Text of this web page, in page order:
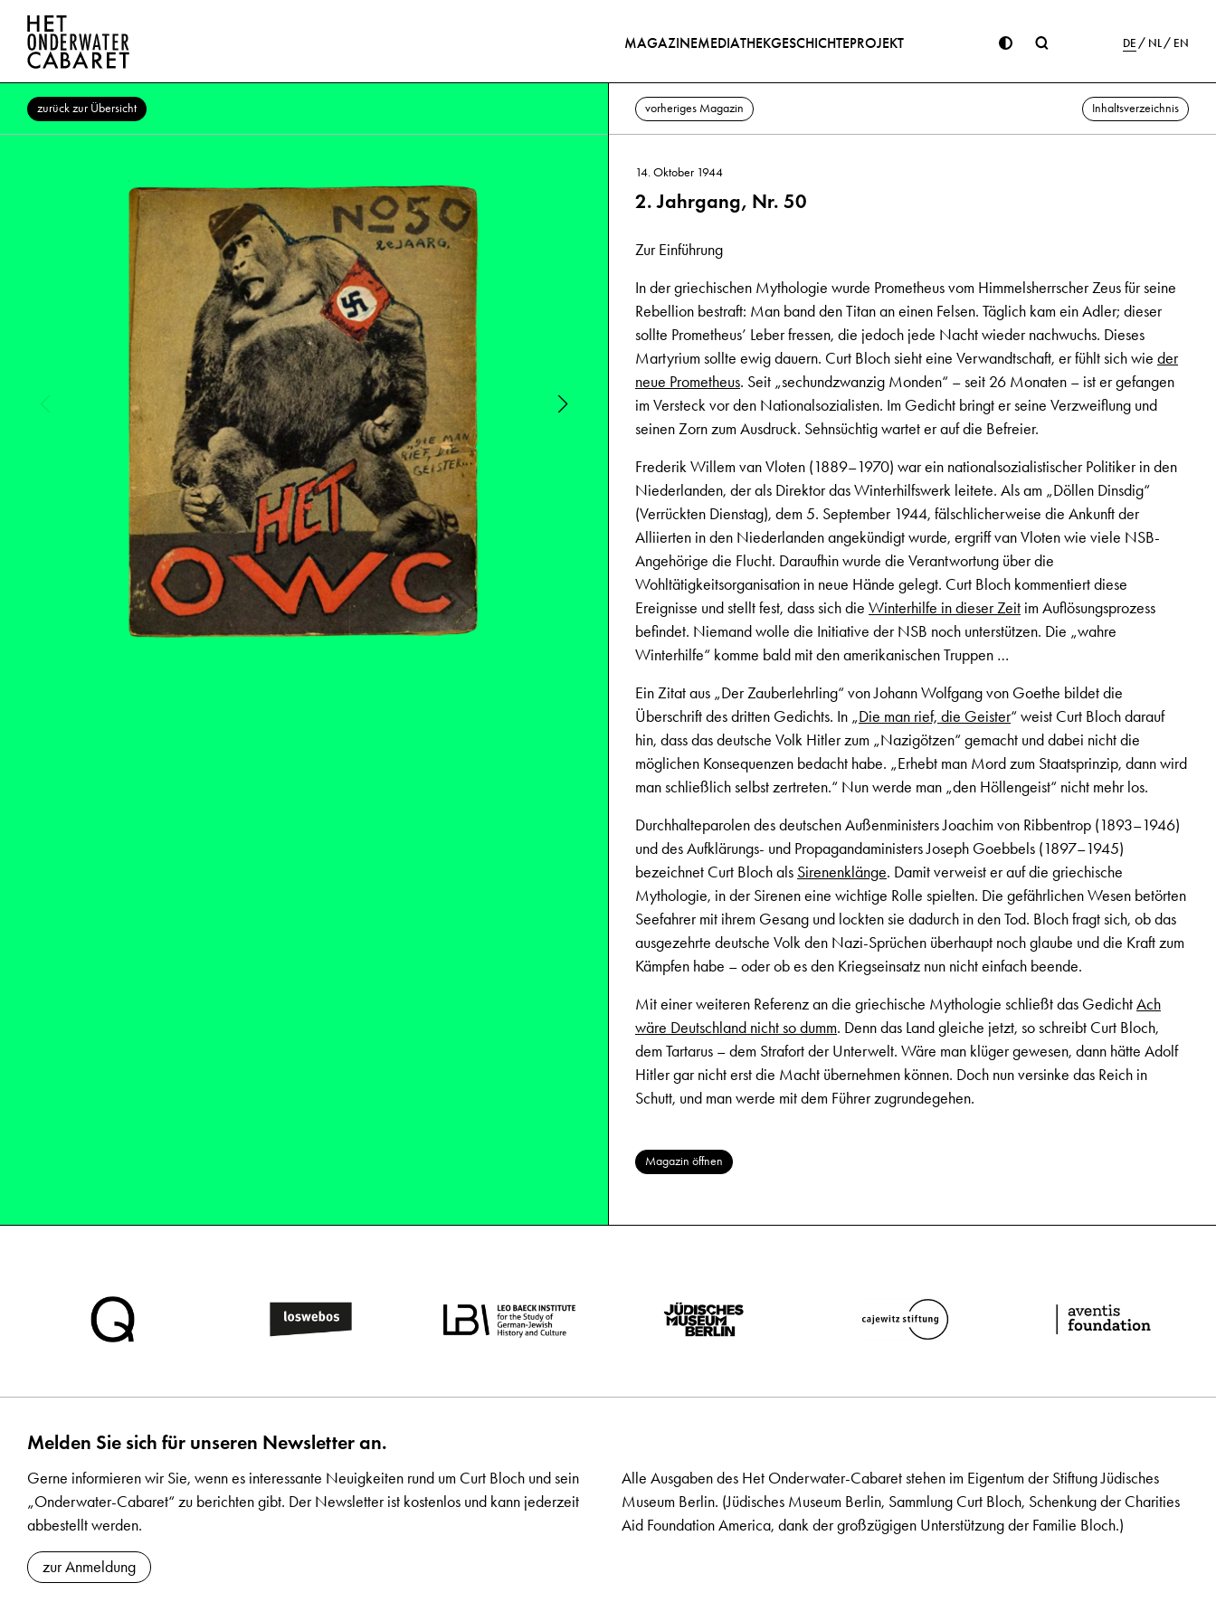
MAGAZINEMEDIATHEKGESCHICHTEPROJEKT DE NL EN
zurück zur Übersicht vorheriges Magazin Inhaltsverzeichnis
14. Oktober 1944
2. Jahrgang, Nr. 50
Zur Einführung
In der griechischen Mythologie wurde Prometheus vom Himmelsherrscher Zeus für seine
Rebellion bestraft: Man band den Titan an einen Felsen. Täglich kam ein Adler; dieser
sollte Prometheus’ Leber fressen, die jedoch jede Nacht wieder nachwuchs. Dieses
Martyrium sollte ewig dauern. Curt Bloch sieht eine Verwandtschaft, er fühlt sich wie der
neue Prometheus. Seit „sechundzwanzig Monden“ – seit 26 Monaten – ist er gefangen
im Versteck vor den Nationalsozialisten. Im Gedicht bringt er seine Verzweiflung und
seinen Zorn zum Ausdruck. Sehnsüchtig wartet er auf die Befreier.
Frederik Willem van Vloten (1889–1970) war ein nationalsozialistischer Politiker in den
Niederlanden, der als Direktor das Winterhilfswerk leitete. Als am „Döllen Dinsdig“
(Verrückten Dienstag), dem 5. September 1944, fälschlicherweise die Ankunft der
Alliierten in den Niederlanden angekündigt wurde, ergriff van Vloten wie viele NSB-
Angehörige die Flucht. Daraufhin wurde die Verantwortung über die
Wohltätigkeitsorganisation in neue Hände gelegt. Curt Bloch kommentiert diese
Ereignisse und stellt fest, dass sich die Winterhilfe in dieser Zeit im Auflösungsprozess
befindet. Niemand wolle die Initiative der NSB noch unterstützen. Die „wahre
Winterhilfe“ komme bald mit den amerikanischen Truppen …
Ein Zitat aus „Der Zauberlehrling“ von Johann Wolfgang von Goethe bildet die
Überschrift des dritten Gedichts. In „Die man rief, die Geister“ weist Curt Bloch darauf
hin, dass das deutsche Volk Hitler zum „Nazigötzen“ gemacht und dabei nicht die
möglichen Konsequenzen bedacht habe. „Erhebt man Mord zum Staatsprinzip, dann wird
man schließlich selbst zertreten.“ Nun werde man „den Höllengeist“ nicht mehr los.
Durchhalteparolen des deutschen Außenministers Joachim von Ribbentrop (1893–1946)
und des Aufklärungs- und Propagandaministers Joseph Goebbels (1897–1945)
bezeichnet Curt Bloch als Sirenenklänge. Damit verweist er auf die griechische
Mythologie, in der Sirenen eine wichtige Rolle spielten. Die gefährlichen Wesen betörten
Seefahrer mit ihrem Gesang und lockten sie dadurch in den Tod. Bloch fragt sich, ob das
ausgezehrte deutsche Volk den Nazi-Sprüchen überhaupt noch glaube und die Kraft zum
Kämpfen habe – oder ob es den Kriegseinsatz nun nicht einfach beende.
Mit einer weiteren Referenz an die griechische Mythologie schließt das GedichtAch
wäre Deutschland nicht so dumm. Denn das Land gleiche jetzt, so schreibt Curt Bloch,
dem Tartarus – dem Strafort der Unterwelt. Wäre man klüger gewesen, dann hätte Adolf
Hitler gar nicht erst die Macht übernehmen können. Doch nun versinke das Reich in
Schutt, und man werde mit dem Führer zugrundegehen.
Magazin öffnen
Melden Sie sich für unseren Newsletter an.
Gerne informieren wir Sie, wenn es interessante Neuigkeiten rund um Curt Bloch und sein
„Onderwater-Cabaret“ zu berichten gibt. Der Newsletter ist kostenlos und kann jederzeit
abbestellt werden.
zur Anmeldung
Alle Ausgaben des Het Onderwater-Cabaret stehen im Eigentum der Stiftung Jüdisches
Museum Berlin. (Jüdisches Museum Berlin, Sammlung Curt Bloch, Schenkung der Charities
Aid Foundation America, dank der großzügigen Unterstützung der Familie Bloch.)